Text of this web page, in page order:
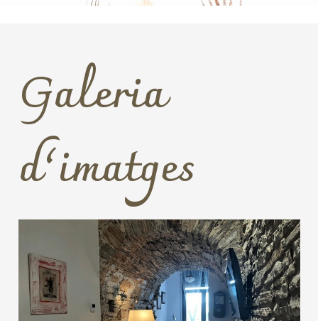
Galeria
d’imatges